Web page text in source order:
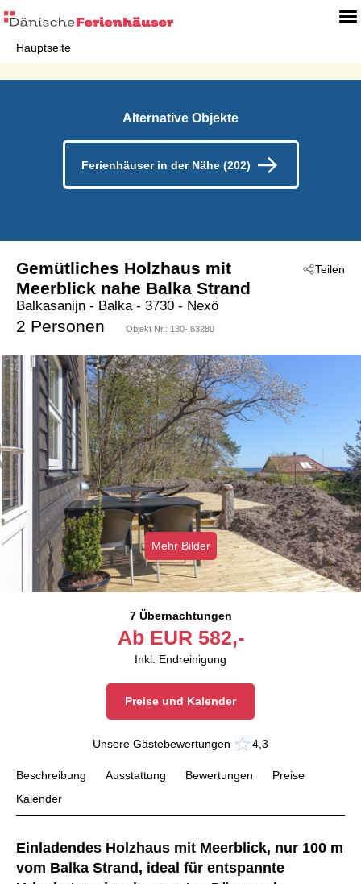
Hauptseite
Alternative Objekte
Ferienhäuser in der Nähe (202)
Teilen
Gemütliches Holzhaus mit
Meerblick nahe Balka Strand
Balkasanijn - Balka - 3730 - Nexö
2 Personen Objekt Nr.: 130-I63280
Mehr Bilder
7 Übernachtungen
Ab EUR 582,-
Inkl. Endreinigung
Preise und Kalender
Unsere Gästebewertungen 4,3
Beschreibung Ausstattung Bewertungen
Preise
Kalender
Einladendes Holzhaus mit Meerblick, nur 100 m
vom Balka Strand, ideal für entspannte